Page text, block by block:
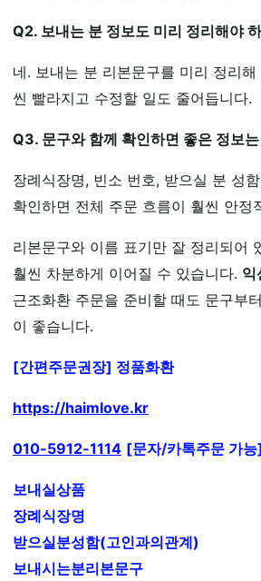
Q2. 보내는 분 정보도 미리 정리해야
네. 보내는 분 리본문구를 미리 정리
씬 빨라지고 수정할 일도 줄어듭니다.
Q3. 문구와 함께 확인하면 좋은 정보
장례식장명, 빈소 번호, 받으실 분 성
확인하면 전체 주문 흐름이 훨씬 안정
리본문구와 이름 표기만 잘 정리되어
훨씬 차분하게 이어질 수 있습니다. 익
근조화환 주문을 준비할 때도 문구부
이 좋습니다.
[간편주문권장] 정품화환
https://haimlove.kr
010-5912-1114 [문자/카톡주문 가능]
보내실상품
장례식장명
받으실분성함(고인과의관계)
보내시는분리본문구